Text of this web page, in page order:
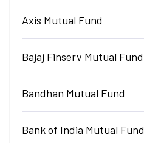
Axis Mutual Fund
Bajaj Finserv Mutual Fund
Bandhan Mutual Fund
Bank of India Mutual Fund